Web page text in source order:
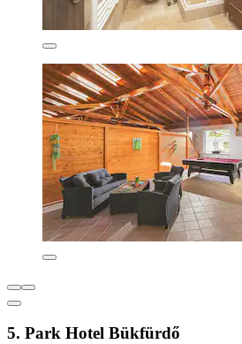
5. Park Hotel Bükfürdő